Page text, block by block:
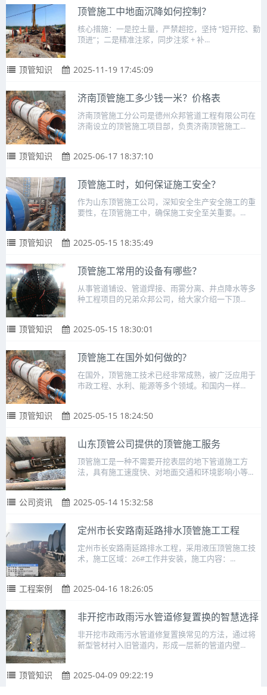
顶管施工中地面沉降如何控制？
核心措施：一是控土量，严禁超挖，坚持 “短开挖、勤
顶进”；二是精准注浆，同步注浆 + 补...
顶管知识 2025-11-19 17:45:09
济南顶管施工多少钱一米？价格表
济南顶管施工分公司是德州众邦管道工程有限公司在
济南设立的顶管施工项目部，负责济南顶管施工...
顶管知识 2025-06-17 18:37:10
顶管施工时，如何保证施工安全？
作为山东顶管施工公司，深知安全生产安全施工的重
要性，在顶管施工中，确保施工安全至关重要。...
顶管知识 2025-05-15 18:35:49
顶管施工常用的设备有哪些？
从事管道铺设、管道焊接、雨雾分离、井点降水等多
种工程项目的兄弟众邦公司，给大家介绍一下顶...
顶管知识 2025-05-15 18:30:01
顶管施工在国外如何做的?
在国外，顶管施工技术已经非常成熟，被广泛应用于
市政工程、水利、能源等多个领域。和国内一样...
顶管知识 2025-05-15 18:24:50
山东顶管公司提供的顶管施工服务
顶管施工是一种不需要开挖表层的地下管道施工方
法，具有施工速度快、对地面交通和环境影响小等...
公司资讯 2025-05-14 15:32:58
定州市长安路南延路排水顶管施工工程
定州市长安路南延路排水工程，采用液压顶管施工技
术，施工区域：26#工作井安装，施工内容：...
工程案例 2025-04-16 18:26:05
非开挖市政雨污水管道修复置换的智慧选择
非开挖市政雨污水管道修复置换常见的方法，通过将
新型管材衬入旧管道内，形成一层新的管道内壁...
顶管知识 2025-04-09 09:22:19